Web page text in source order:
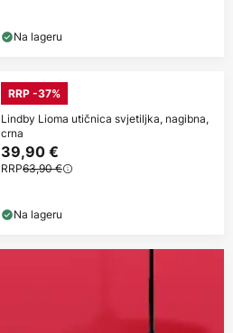
Na lageru
RRP -37%
Lindby Lioma utičnica svjetiljka, nagibna,
crna
39,90 €
RRP63,90 €
Na lageru